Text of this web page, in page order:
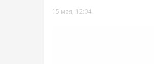
15 мая, 12:04